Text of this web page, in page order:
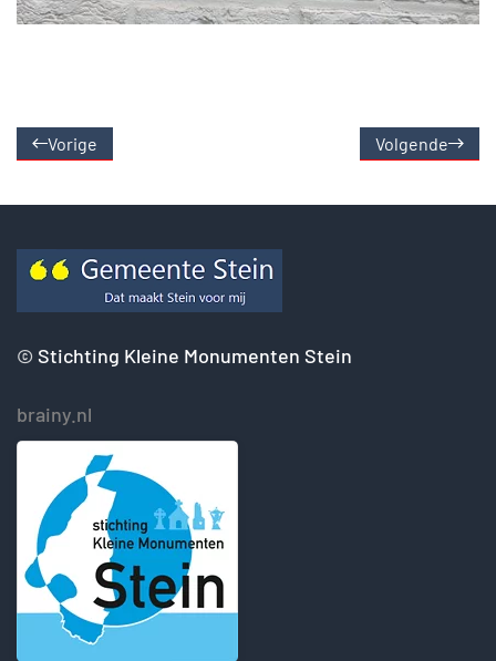
Vorige Volgende
© Stichting Kleine Monumenten Stein
brainy.nl